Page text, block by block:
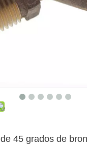
45 grados de